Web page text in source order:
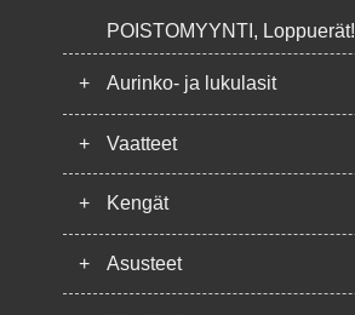
POISTOMYYNTI, Loppuerät!
+ Aurinko- ja lukulasit
+ Vaatteet
+ Kengät
+ Asusteet